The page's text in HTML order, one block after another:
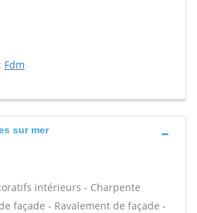
Fdm
sur mer
intérieurs - Charpente
façade - Ravalement de façade -